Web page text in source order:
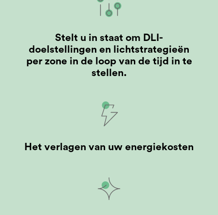
Stelt u in staat om DLI-
doelstellingen en lichtstrategieën
per zone in de loop van de tijd in te
stellen.
Het verlagen van uw energiekosten